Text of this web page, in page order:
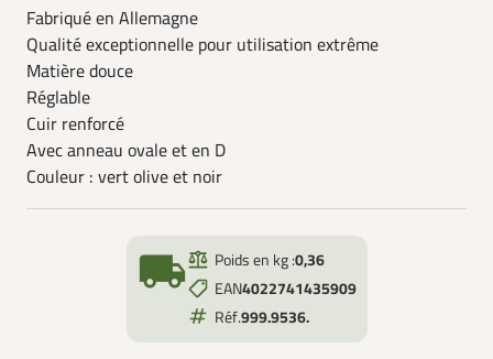
Fabriqué en Allemagne
Qualité exceptionnelle pour utilisation extrême
Matière douce
Réglable
Cuir renforcé
Avec anneau ovale et en D
Couleur : vert olive et noir
local_shipping Poids en kg :0,36
EAN4022741435909
Réf.999.9536.